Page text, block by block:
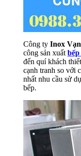
Công ty Inox
công sản xuất
đến quí khách
cạnh tranh so với
nhất nhu cầu sử
bếp.